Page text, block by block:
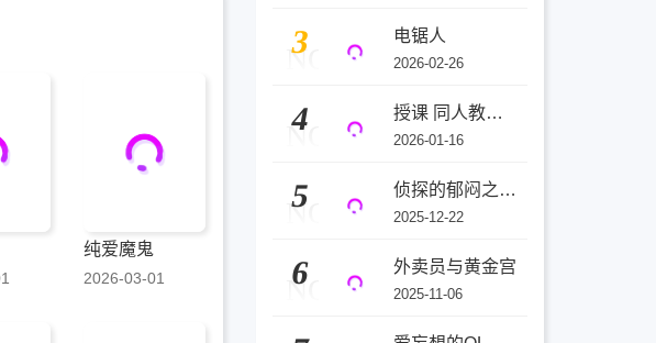
纯爱魔鬼
2026-03-01
NO
3 电锯人
2026-02-26
NO
4 授课 同人教师与天才辣妹
2026-01-16
NO
5 侦探的郁闷之夜(3D)
2025-12-22
NO
6 外卖员与黄金宫
2025-11-06